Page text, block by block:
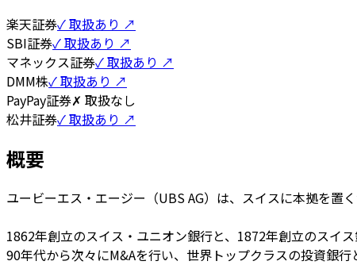
楽天証券✓ 取扱あり ↗
SBI証券✓ 取扱あり ↗
マネックス証券✓ 取扱あり ↗
DMM株✓ 取扱あり ↗
PayPay証券✗ 取扱なし
松井証券✓ 取扱あり ↗
概要
ユービーエス・エージー（UBS AG）は、スイスに本拠を置
1862年創立のスイス・ユニオン銀行と、1872年創立のスイ
90年代から次々にM&Aを行い、世界トップクラスの投資銀行